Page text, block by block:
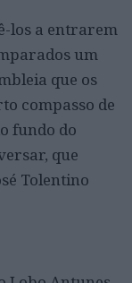
los a entrarem
um
que os
compasso de
fundo do
que
Tolentino